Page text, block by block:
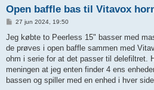
Open baffle bas til Vitavox
d
æ
g
27 jun 2024, 19:50
Jeg købte to Peerless 15" basser med
de prøves i open baffle sammen med
ohm i serie for at det passer til delefiltret.
meningen at jeg enten finder 4 ens
bassen og spiller med en enhed i hver side.